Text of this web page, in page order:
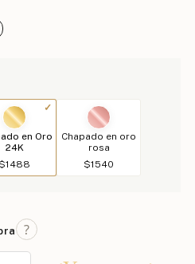
en Oro
24K
$1488
Chapado en oro
rosa
$1540